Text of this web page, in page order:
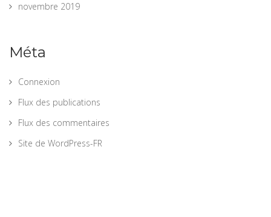
novembre 2019
Méta
Connexion
Flux des publications
Flux des commentaires
Site de WordPress-FR